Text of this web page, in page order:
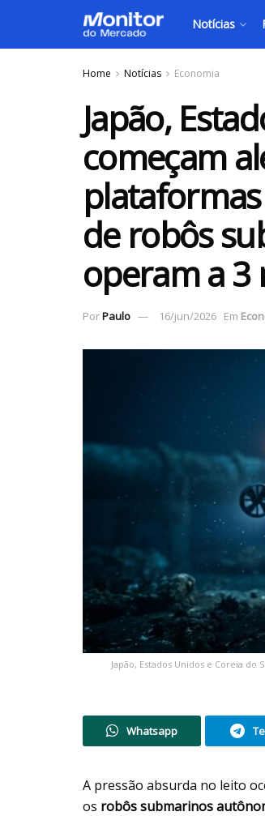
Notícias
Home Notícias Economia
Japão,
começam
de robôs
operam a
PorPaulo 16/jun/2026 Em
Japão, Estados Unidos e Coreia
Whatsapp
A pressão absurda no leito
os robôs submarinos